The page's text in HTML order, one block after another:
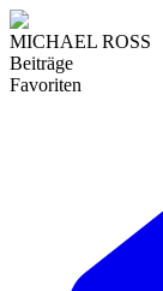
MICHAEL ROSS
Beiträge
Favoriten